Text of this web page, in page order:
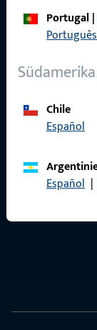
Portugal|
Português
Südamerika
Chile
Español
Español |